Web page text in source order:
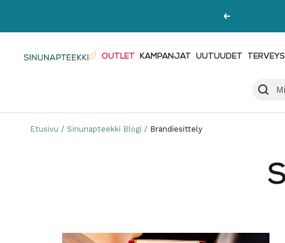
Edellinen
Sinunapteekki.fi OUTLET KAMPANJAT UUTUUDET TERVEYS
Etusivu Sinunapteekki Blogi Brändiesittely